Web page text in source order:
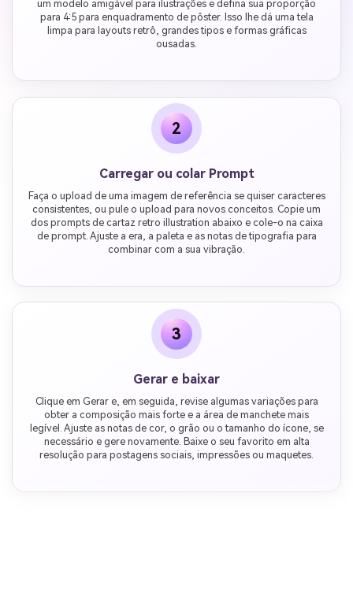
um modelo amigável para ilustrações e defina sua proporção
para 4:5 para enquadramento de pôster. Isso lhe dá uma tela
limpa para layouts retrô, grandes tipos e formas gráficas
ousadas.
2
Carregar ou colar Prompt
Faça o upload de uma imagem de referência se quiser caracteres
consistentes, ou pule o upload para novos conceitos. Copie um
dos prompts de cartaz retro illustration abaixo e cole-o na caixa
de prompt. Ajuste a era, a paleta e as notas de tipografia para
combinar com a sua vibração.
3
Gerar e baixar
Clique em Gerar e, em seguida, revise algumas variações para
obter a composição mais forte e a área de manchete mais
legível. Ajuste as notas de cor, o grão ou o tamanho do ícone, se
necessário e gere novamente. Baixe o seu favorito em alta
resolução para postagens sociais, impressões ou maquetes.